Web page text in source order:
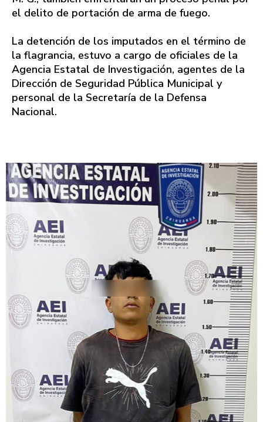
el delito de portación de arma de fuego.
La detención de los imputados en el término de
la flagrancia, estuvo a cargo de oficiales de la
Agencia Estatal de Investigación, agentes de la
Dirección de Seguridad Pública Municipal y
personal de la Secretaría de la Defensa
Nacional.